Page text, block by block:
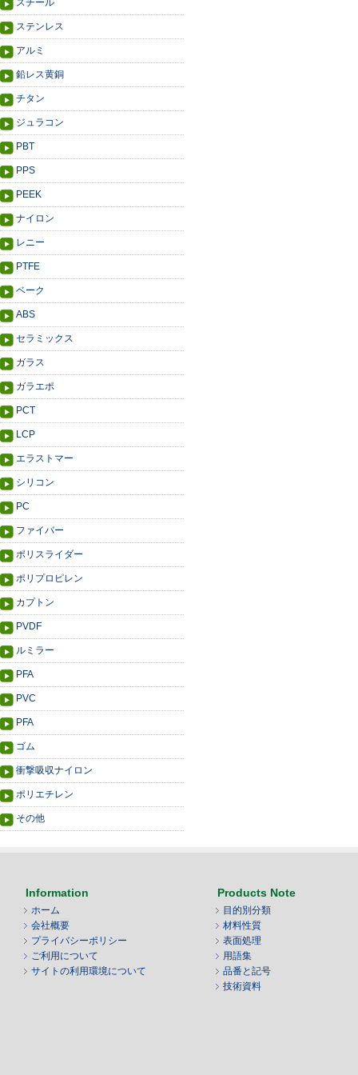
スチール
ステンレス
アルミ
鉛レス黄銅
チタン
ジュラコン
PBT
PPS
PEEK
ナイロン
レニー
PTFE
ベーク
ABS
セラミックス
ガラス
ガラエポ
PCT
LCP
エラストマー
シリコン
PC
ファイバー
ポリスライダー
ポリプロピレン
カプトン
PVDF
ルミラー
PFA
PVC
PFA
ゴム
衝撃吸収ナイロン
ポリエチレン
その他
Information
ホーム
会社概要
プライバシーポリシー
ご利用について
サイトの利用環境について
Products Note
目的別分類
材料性質
表面処理
用語集
品番と記号
技術資料